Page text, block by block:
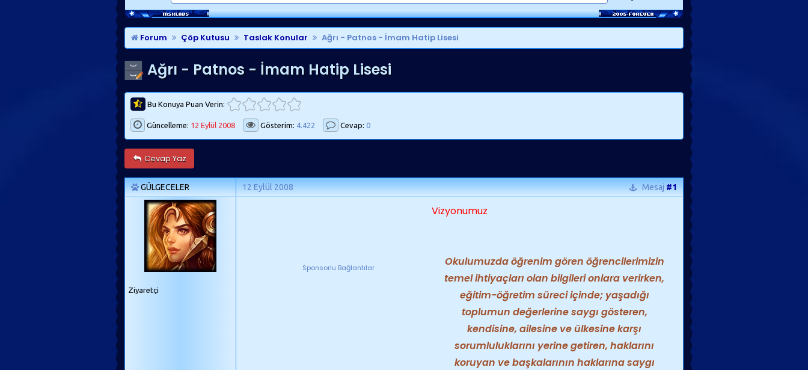
Forum Çöp Kutusu Taslak Konular Ağrı - Patnos - İmam Hatip Lisesi
Ağrı - Patnos - İmam Hatip Lisesi
Bu Konuya Puan Verin:
Güncelleme: 12 Eylül 2008 Gösterim: 4.422 Cevap: 0
Cevap Yaz
GÜLGECELER 12 Eylül 2008 Mesaj#1
Ziyaretçi
Vizyonumuz
Sponsorlu Bağlantılar
Okulumuzda öğrenim gören öğrencilerimizin
temel ihtiyaçları olan bilgileri onlara verirken,
eğitim-öğretim süreci içinde; yaşadığı
toplumun değerlerine saygı gösteren,
kendisine, ailesine ve ülkesine karşı
sorumluluklarını yerine getiren, haklarını
koruyan ve başkalarının haklarına saygı